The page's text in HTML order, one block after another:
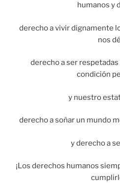
humanos y
derecho a vivir dignamente
nos
derecho a ser
condición
y nuestro
derecho a soñar un mundo
y derecho a
¡Los derechos humanos